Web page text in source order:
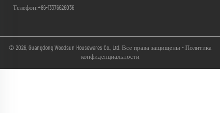
Телефон:+86-13376626036
© 2026, Guangdong Woodsun Housewares Co., Ltd. Все права защищены - Политика
конфиденциальности